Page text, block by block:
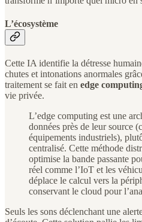
L’écosystème
Cette IA identifie la détresse
chutes et intonations anormales
traitement se fait en edge
vie privée.
L’edge computing est une
données près de leur source
équipements industriels),
centralisé. Cette méthode
optimise la bande passante
réel comme l’IoT et les
déplace le calcul vers la
conservant le cloud pour
Seuls les sons déclenchant une